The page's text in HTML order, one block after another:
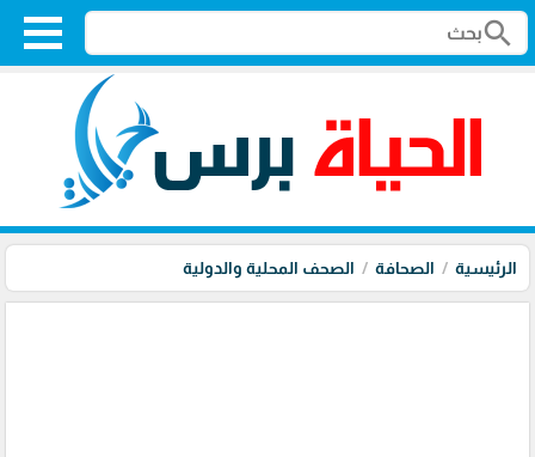
search
الرئيسية الصحافة الصحف المحلية والدولية